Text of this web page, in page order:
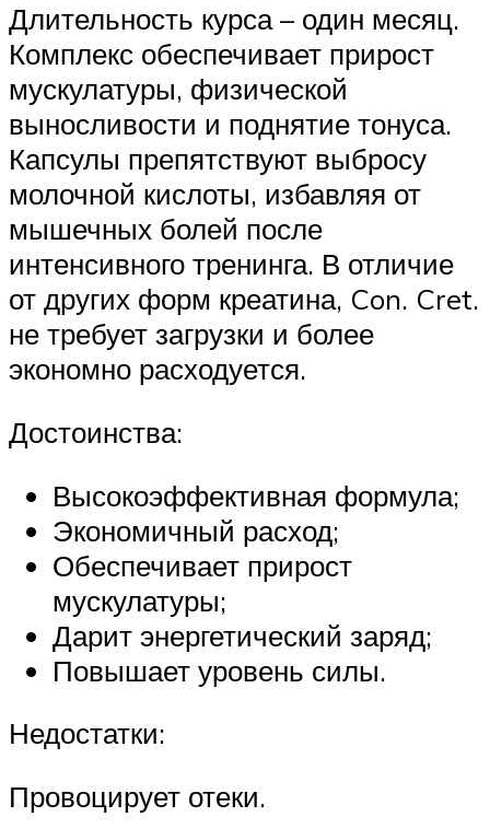
Длительность курса – один месяц.
Комплекс обеспечивает прирост
мускулатуры, физической
выносливости и поднятие тонуса.
Капсулы препятствуют выбросу
молочной кислоты, избавляя от
мышечных болей после
интенсивного тренинга. В отличие
от других форм креатина, Con. Cret.
не требует загрузки и более
экономно расходуется.
Достоинства:
Высокоэффективная формула;
Экономичный расход;
Обеспечивает прирост
мускулатуры;
Дарит энергетический заряд;
Повышает уровень силы.
Недостатки:
Провоцирует отеки.